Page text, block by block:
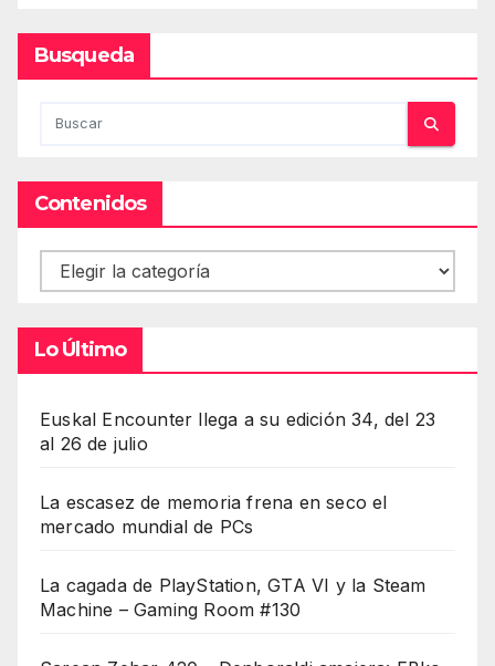
Busqueda
Contenidos
Contenidos
Lo Último
Euskal Encounter llega a su edición 34, del 23
al 26 de julio
La escasez de memoria frena en seco el
mercado mundial de PCs
La cagada de PlayStation, GTA VI y la Steam
Machine – Gaming Room #130